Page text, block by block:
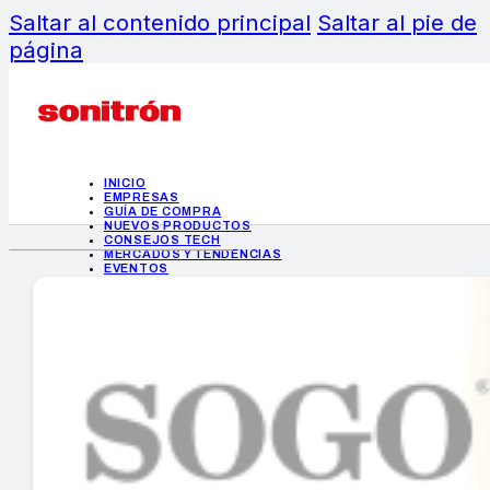
Saltar al contenido principal Saltar al pie de
página
INICIO
EMPRESAS
GUÍA DE COMPRA
NUEVOS PRODUCTOS
CONSEJOS TECH
MERCADOS Y TENDENCIAS
EVENTOS
INICIO
EMPRESAS